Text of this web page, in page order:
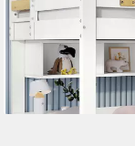
-61%
lieferbar - in 5-6